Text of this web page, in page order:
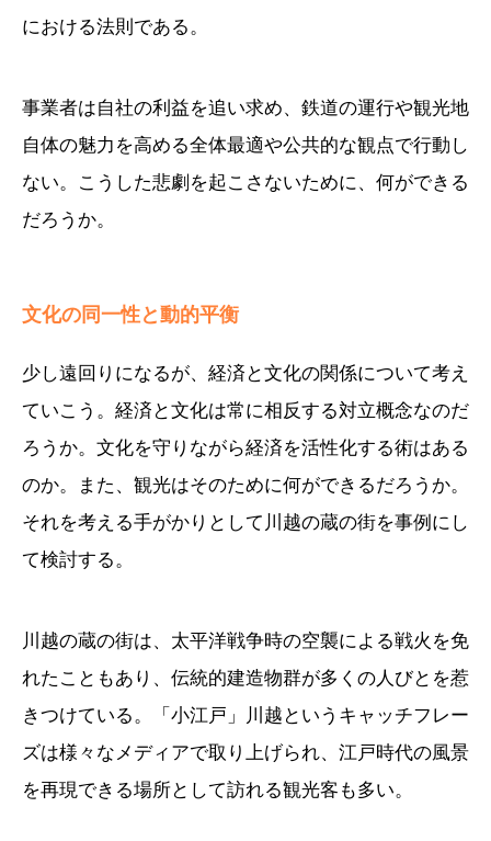
における法則である。
事業者は自社の利益を追い求め、鉄道の運行や観光地
自体の魅力を高める全体最適や公共的な観点で行動し
ない。こうした悲劇を起こさないために、何ができる
だろうか。
文化の同一性と動的平衡
少し遠回りになるが、経済と文化の関係について考え
ていこう。経済と文化は常に相反する対立概念なのだ
ろうか。文化を守りながら経済を活性化する術はある
のか。また、観光はそのために何ができるだろうか。
それを考える手がかりとして川越の蔵の街を事例にし
て検討する。
川越の蔵の街は、太平洋戦争時の空襲による戦火を免
れたこともあり、伝統的建造物群が多くの人びとを惹
きつけている。「小江戸」川越というキャッチフレー
ズは様々なメディアで取り上げられ、江戸時代の風景
を再現できる場所として訪れる観光客も多い。